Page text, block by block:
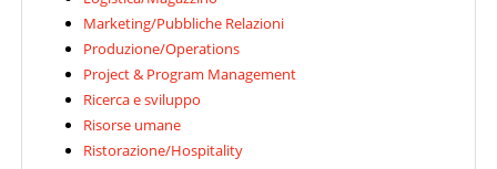
DE
ES
Marketing/Pubbliche Relazioni
Produzione/Operations
Project & Program Management
Ricerca e sviluppo
Risorse umane
Ristorazione/Hospitality